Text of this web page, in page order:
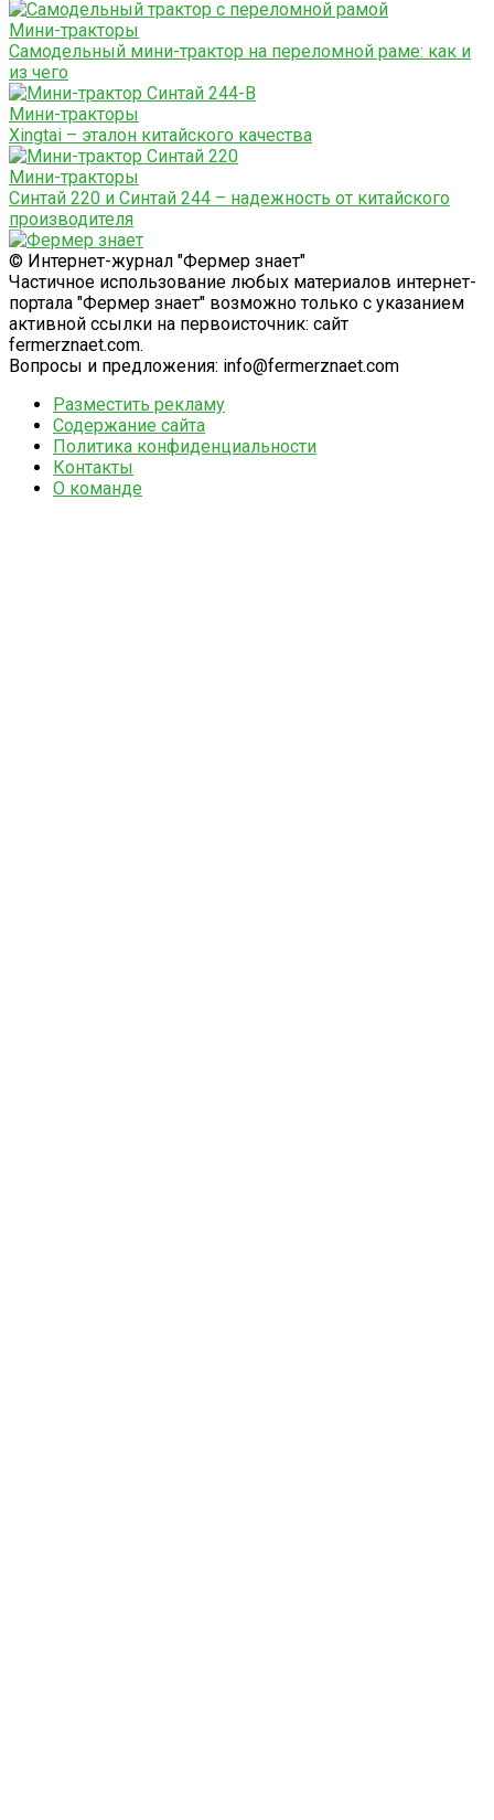
Мини-тракторы
Самодельный мини-трактор на переломной раме: как и
из чего
Мини-тракторы
Xingtai – эталон китайского качества
Мини-тракторы
Синтай 220 и Синтай 244 – надежность от китайского
производителя
© Интернет-журнал "Фермер знает"
Частичное использование любых материалов интернет-
портала "Фермер знает" возможно только с указанием
активной ссылки на первоисточник: сайт
fermerznaet.com.
Вопросы и предложения: info@fermerznaet.com
Разместить рекламу
Содержание сайта
Политика конфиденциальности
Контакты
О команде